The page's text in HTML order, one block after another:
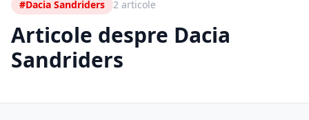
#Dacia Sandriders 2 articole
Articole despre Dacia
Sandriders